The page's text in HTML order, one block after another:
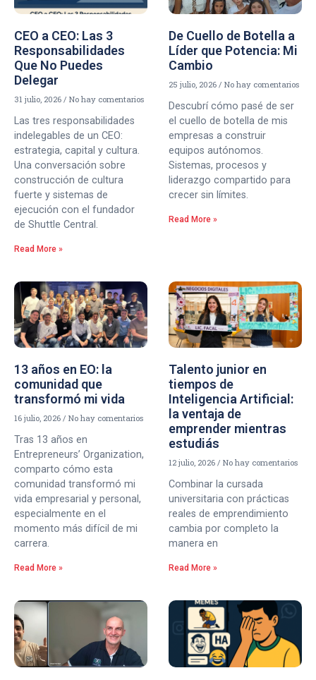
CEO a CEO: Las 3
Responsabilidades
Que No Puedes
Delegar
31 julio, 2026 No hay comentarios
Las tres responsabilidades
indelegables de un CEO:
estrategia, capital y cultura.
Una conversación sobre
construcción de cultura
fuerte y sistemas de
ejecución con el fundador
de Shuttle Central.
Read More »
De Cuello de Botella a
Líder que Potencia: Mi
Cambio
25 julio, 2026 No hay comentarios
Descubrí cómo pasé de ser
el cuello de botella de mis
empresas a construir
equipos autónomos.
Sistemas, procesos y
liderazgo compartido para
crecer sin límites.
Read More »
13 años en EO: la
comunidad que
transformó mi vida
16 julio, 2026 No hay comentarios
Tras 13 años en
Entrepreneurs’ Organization,
comparto cómo esta
comunidad transformó mi
vida empresarial y personal,
especialmente en el
momento más difícil de mi
carrera.
Read More »
Talento junior en
tiempos de
Inteligencia Artificial:
la ventaja de
emprender mientras
estudiás
12 julio, 2026 No hay comentarios
Combinar la cursada
universitaria con prácticas
reales de emprendimiento
cambia por completo la
manera en
Read More »